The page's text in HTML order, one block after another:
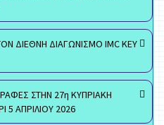
ΔΙΕΘΝΗ ΔΙΑΓΩΝΙΣΜΟ IMC KEY
ΣΤΗΝ 27η ΚΥΠΡΙΑΚΗ
5 ΑΠΡΙΛΙΟΥ 2026